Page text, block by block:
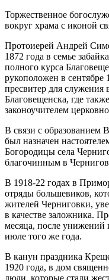
Торжественное
вокруг храма с иконой
Протоиерей Андрей
1872 года в семье
полного курса
рукоположен в сентябре
пресвитер для служения
Благовещенска, где
законоучителем
В связи с образованием
был назначен
Богородицы села
благочинным в
В 1918-22 годах в
отряды большевиков,
жителей Черниговки,
в качестве заложника.
месяца, после унижений
июле того же года.
В канун праздника
1920 года, в дом
люди, которые стали